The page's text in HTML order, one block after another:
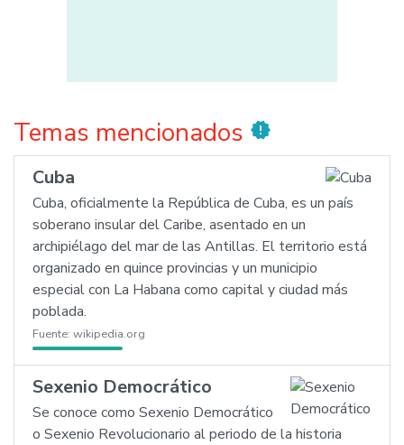
Temas mencionados new_releases
Cuba
Cuba, oficialmente la República de Cuba, es un país
soberano insular del Caribe, asentado en un
archipiélago del mar de las Antillas. El territorio está
organizado en quince provincias y un municipio
especial con La Habana como capital y ciudad más
poblada.
Fuente: wikipedia.org
Sexenio Democrático
Se conoce como Sexenio Democrático
o Sexenio Revolucionario al periodo de la historia